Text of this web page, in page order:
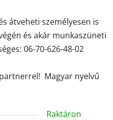
átveheti személyesen is
és akár munkaszüneti
06-70-626-48-02
Magyar nyelvű
Raktáron